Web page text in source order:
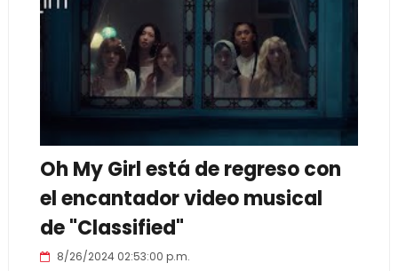
Oh My Girl está de regreso con
el encantador video musical
de "Classified"
8/26/2024 02:53:00 p.m.